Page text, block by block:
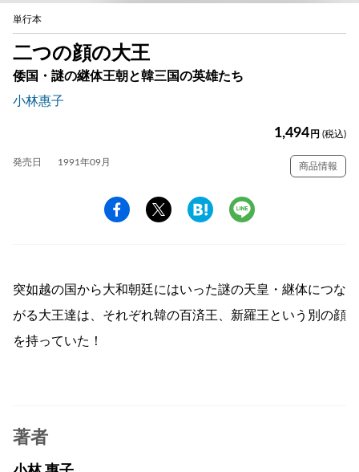
単行本
二つの顔の大王
倭国・謎の継体王朝と韓三国の英雄たち
小林惠子
1,494 円 (税込)
発売日 1991年09月 商品情報
突如越の国から大和朝廷にはいった謎の天皇・継体につな
がる大王達は、それぞれ韓の百済王、新羅王という別の顔
を持っていた！
著者